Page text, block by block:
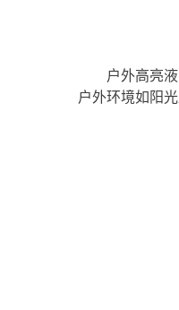
户外高亮
户外环境如阳